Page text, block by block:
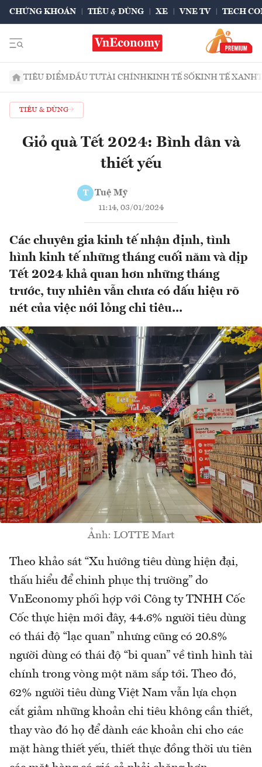
CHỨNG KHOÁN TIÊU & DÙNG XE VNE TV TECH
TIÊU ĐIỂMĐẦU TƯTÀI CHÍNHKINH TẾ SỐKINH TẾ XANH
TIÊU & DÙNG
Giỏ quà Tết 2024: Bình dân và
thiết yếu
T Tuệ Mỹ
11:14, 03/01/2024
Các chuyên gia kinh tế nhận định, tình
hình kinh tế những tháng cuối năm và dịp
Tết 2024 khả quan hơn những tháng
trước, tuy nhiên vẫn chưa có dấu hiệu rõ
nét của việc nới lỏng chi tiêu...
Ảnh: LOTTE Mart
Theo khảo sát “Xu hướng tiêu dùng hiện đại,
thấu hiểu để chinh phục thị trường” do
VnEconomy phối hợp với Công ty TNHH Cốc
Cốc thực hiện mới đây, 44.6% người tiêu dùng
có thái độ “lạc quan” nhưng cũng có 20.8%
người dùng có thái độ “bi quan” về tình hình tài
chính trong vòng một năm sắp tới. Theo đó,
62% người tiêu dùng Việt Nam vẫn lựa chọn
cắt giảm những khoản chi tiêu không cần thiết,
thay vào đó họ để dành các khoản chi cho các
mặt hàng thiết yếu, thiết thực đồng thời ưu tiên